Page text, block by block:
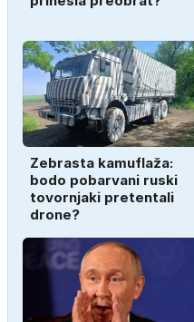
Zebrasta kamuflaža:
bodo pobarvani ruski
tovornjaki pretentali
drone?